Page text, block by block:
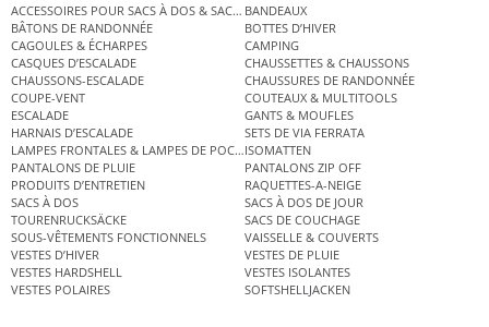
ACCESSOIRES POUR SACS À DOS & SACS ÉTANCHES
BANDEAUX
BÂTONS DE RANDONNÉE
BOTTES D’HIVER
CAGOULES & ÉCHARPES
CAMPING
CASQUES D’ESCALADE
CHAUSSETTES & CHAUSSONS
CHAUSSONS-ESCALADE
CHAUSSURES DE RANDONNÉE
COUPE-VENT
COUTEAUX & MULTITOOLS
ESCALADE
GANTS & MOUFLES
HARNAIS D’ESCALADE
SETS DE VIA FERRATA
LAMPES FRONTALES & LAMPES DE POCHEISOMATTEN
PANTALONS DE PLUIE
PANTALONS ZIP OFF
PRODUITS D’ENTRETIEN
RAQUETTES-A-NEIGE
SACS À DOS
SACS À DOS DE JOUR
TOURENRUCKSÄCKE
SACS DE COUCHAGE
SOUS-VÊTEMENTS FONCTIONNELS
VAISSELLE & COUVERTS
VESTES D’HIVER
VESTES DE PLUIE
VESTES HARDSHELL
VESTES ISOLANTES
VESTES POLAIRES
SOFTSHELLJACKEN